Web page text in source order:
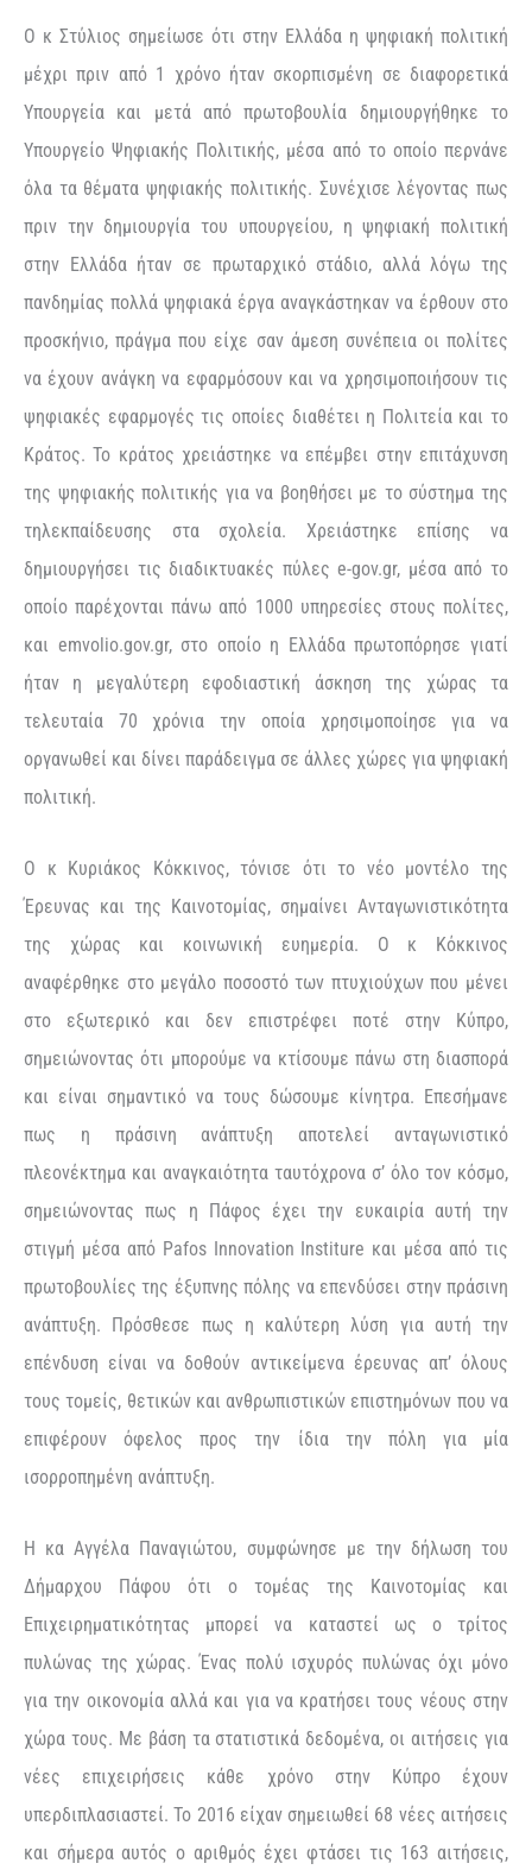
Ο κ Στύλιος σημείωσε ότι στην Ελλάδα η ψηφιακή πολιτική
μέχρι πριν από 1 χρόνο ήταν σκορπισμένη σε διαφορετικά
Υπουργεία και μετά από πρωτοβουλία δημιουργήθηκε το
Υπουργείο Ψηφιακής Πολιτικής, μέσα από το οποίο περνάνε
όλα τα θέματα ψηφιακής πολιτικής. Συνέχισε λέγοντας πως
πριν την δημιουργία του υπουργείου, η ψηφιακή πολιτική
στην Ελλάδα ήταν σε πρωταρχικό στάδιο, αλλά λόγω της
πανδημίας πολλά ψηφιακά έργα αναγκάστηκαν να έρθουν στο
προσκήνιο, πράγμα που είχε σαν άμεση συνέπεια οι πολίτες
να έχουν ανάγκη να εφαρμόσουν και να χρησιμοποιήσουν τις
ψηφιακές εφαρμογές τις οποίες διαθέτει η Πολιτεία και το
Κράτος. Το κράτος χρειάστηκε να επέμβει στην επιτάχυνση
της ψηφιακής πολιτικής για να βοηθήσει με το σύστημα της
τηλεκπαίδευσης στα σχολεία. Χρειάστηκε επίσης να
δημιουργήσει τις διαδικτυακές πύλες e-gov.gr, μέσα από το
οποίο παρέχονται πάνω από 1000 υπηρεσίες στους πολίτες,
και emvolio.gov.gr, στο οποίο η Ελλάδα πρωτοπόρησε γιατί
ήταν η μεγαλύτερη εφοδιαστική άσκηση της χώρας τα
τελευταία 70 χρόνια την οποία χρησιμοποίησε για να
οργανωθεί και δίνει παράδειγμα σε άλλες χώρες για ψηφιακή
πολιτική.
Ο κ Κυριάκος Κόκκινος, τόνισε ότι το νέο μοντέλο της
Έρευνας και της Καινοτομίας, σημαίνει Ανταγωνιστικότητα
της χώρας και κοινωνική ευημερία. Ο κ Κόκκινος
αναφέρθηκε στο μεγάλο ποσοστό των πτυχιούχων που μένει
στο εξωτερικό και δεν επιστρέφει ποτέ στην Κύπρο,
σημειώνοντας ότι μπορούμε να κτίσουμε πάνω στη διασπορά
και είναι σημαντικό να τους δώσουμε κίνητρα. Επεσήμανε
πως η πράσινη ανάπτυξη αποτελεί ανταγωνιστικό
πλεονέκτημα και αναγκαιότητα ταυτόχρονα σ’ όλο τον κόσμο,
σημειώνοντας πως η Πάφος έχει την ευκαιρία αυτή την
στιγμή μέσα από Pafos Innovation Institure και μέσα από τις
πρωτοβουλίες της έξυπνης πόλης να επενδύσει στην πράσινη
ανάπτυξη. Πρόσθεσε πως η καλύτερη λύση για αυτή την
επένδυση είναι να δοθούν αντικείμενα έρευνας απ’ όλους
τους τομείς, θετικών και ανθρωπιστικών επιστημόνων που να
επιφέρουν όφελος προς την ίδια την πόλη για μία
ισορροπημένη ανάπτυξη.
Η κα Αγγέλα Παναγιώτου, συμφώνησε με την δήλωση του
Δήμαρχου Πάφου ότι ο τομέας της Καινοτομίας και
Επιχειρηματικότητας μπορεί να καταστεί ως ο τρίτος
πυλώνας της χώρας. Ένας πολύ ισχυρός πυλώνας όχι μόνο
για την οικονομία αλλά και για να κρατήσει τους νέους στην
χώρα τους. Με βάση τα στατιστικά δεδομένα, οι αιτήσεις για
νέες επιχειρήσεις κάθε χρόνο στην Κύπρο έχουν
υπερδιπλασιαστεί. Το 2016 είχαν σημειωθεί 68 νέες αιτήσεις
και σήμερα αυτός ο αριθμός έχει φτάσει τις 163 αιτήσεις,